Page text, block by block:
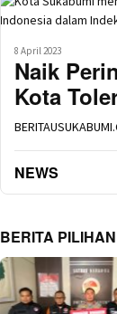
8 April 2023
Naik
Kota
NEWS
BERITA PILIHAN